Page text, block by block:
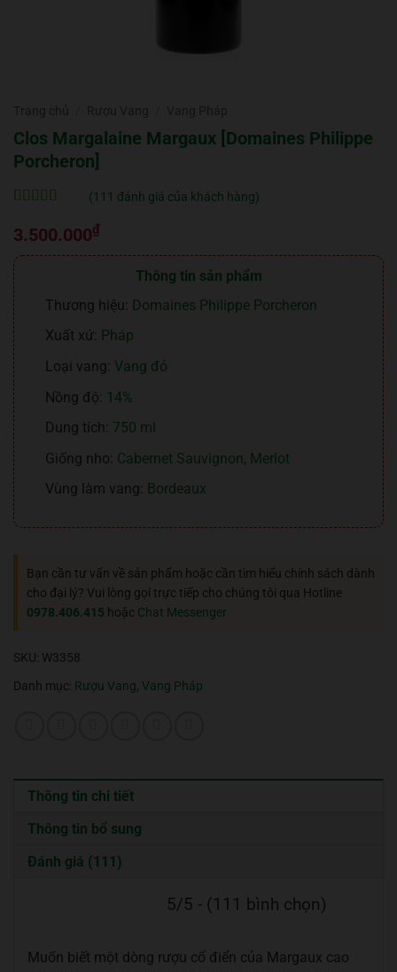
Clos Margalaine Margaux [Domaines Philippe
Porcheron]
trênđánh
giá
(111 đánh giá của khách hàng)
3.500.000₫
Thông tin sản phẩm
Thương hiệu: Domaines Philippe Porcheron
Xuất xứ: Pháp
Loại vang: Vang đỏ
Nồng độ: 14%
Dung tích: 750 ml
Giống nho: Cabernet Sauvignon, Merlot
Vùng làm vang:
Bordeaux
Bạn cần tư vấn về sản phẩm hoặc cần tìm hiểu chính sách dành
cho đại lý? Vui lòng gọi trực tiếp cho chúng tôi qua Hotline
0978.406.415 hoặc Chat Messenger
SKU: W3358
Danh mục: Rượu Vang, Vang Pháp
Thông tin chi tiết
Thông tin bổ sung
Đánh giá (111)
5/5 - (111 bình chọn)
Muốn biết một dòng rượu cổ điển của Margaux cao